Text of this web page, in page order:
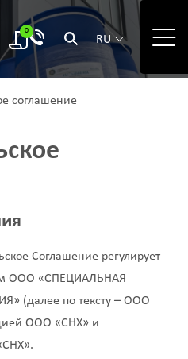
0
RU
соглашение
Соглашение регулирует
ООО «СПЕЦИАЛЬНАЯ
(далее по тексту – ООО
ООО «СНХ» и